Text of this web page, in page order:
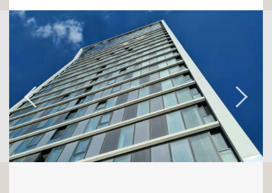
Ce véritable joyaux architectural aux lignes
pures et élégantes de 25 étages est signé
par l'architecte de renommée mondiale,
Bernardo Fort-Brescia de l'agence
Arquitectonica en collaboration avec M3
Architectes.
En plein coeur du quartier des affaires et à
deux pas de la Philharmonie, du Mudam et du
Grand Théâtre cette tour s'inscrit dans un
cadre urbain idéal. Le projet combine les trois
entités : LIVING, SHOPPING et WORKING, sans